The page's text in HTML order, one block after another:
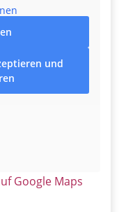
und
Google Maps